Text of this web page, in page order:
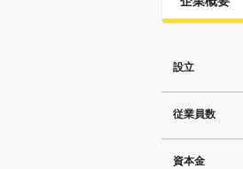
設立
従業員数
資本金